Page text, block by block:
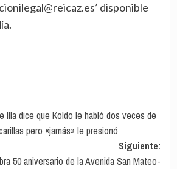
disponible
Illa dice que Koldo le habló dos veces de
pero «jamás» le presionó
Siguiente:
50 aniversario de la Avenida San Mateo-